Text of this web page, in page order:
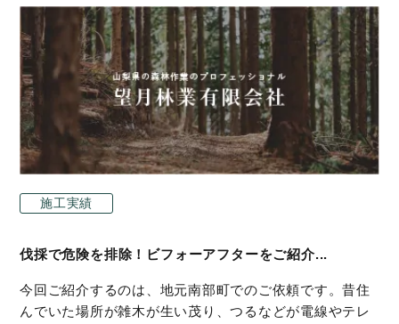
施工実績
伐採で危険を排除！ビフォーアフターをご紹介...
今回ご紹介するのは、地元南部町でのご依頼です。昔住
んでいた場所が雑木が生い茂り、つるなどが電線やテレ